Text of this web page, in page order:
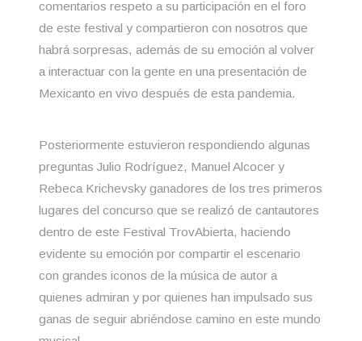
comentarios respeto a su participación en el foro
de este festival y compartieron con nosotros que
habrá sorpresas, además de su emoción al volver
a interactuar con la gente en una presentación de
Mexicanto en vivo después de esta pandemia.
Posteriormente estuvieron respondiendo algunas
preguntas Julio Rodríguez, Manuel Alcocer y
Rebeca Krichevsky ganadores de los tres primeros
lugares del concurso que se realizó de cantautores
dentro de este Festival TrovAbierta, haciendo
evidente su emoción por compartir el escenario
con grandes iconos de la música de autor a
quienes admiran y por quienes han impulsado sus
ganas de seguir abriéndose camino en este mundo